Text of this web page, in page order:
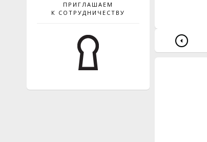
ПРИГЛАШАЕМ
К СОТРУДНИЧЕСТВУ